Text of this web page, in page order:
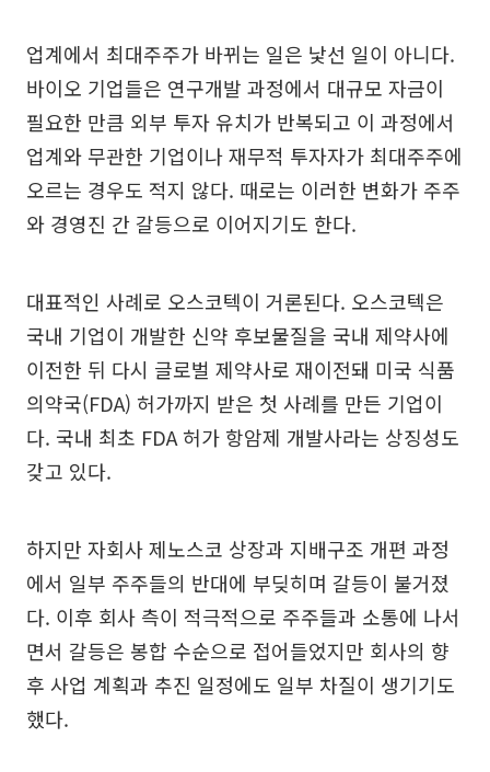
업계에서 최대주주가 바뀌는 일은 낯선 일이 아니다.
바이오 기업들은 연구개발 과정에서 대규모 자금이
필요한 만큼 외부 투자 유치가 반복되고 이 과정에서
업계와 무관한 기업이나 재무적 투자자가 최대주주에
오르는 경우도 적지 않다. 때로는 이러한 변화가 주주
와 경영진 간 갈등으로 이어지기도 한다.
대표적인 사례로 오스코텍이 거론된다. 오스코텍은
국내 기업이 개발한 신약 후보물질을 국내 제약사에
이전한 뒤 다시 글로벌 제약사로 재이전돼 미국 식품
의약국(FDA) 허가까지 받은 첫 사례를 만든 기업이
다. 국내 최초 FDA 허가 항암제 개발사라는 상징성도
갖고 있다.
하지만 자회사 제노스코 상장과 지배구조 개편 과정
에서 일부 주주들의 반대에 부딪히며 갈등이 불거졌
다. 이후 회사 측이 적극적으로 주주들과 소통에 나서
면서 갈등은 봉합 수순으로 접어들었지만 회사의 향
후 사업 계획과 추진 일정에도 일부 차질이 생기기도
했다.